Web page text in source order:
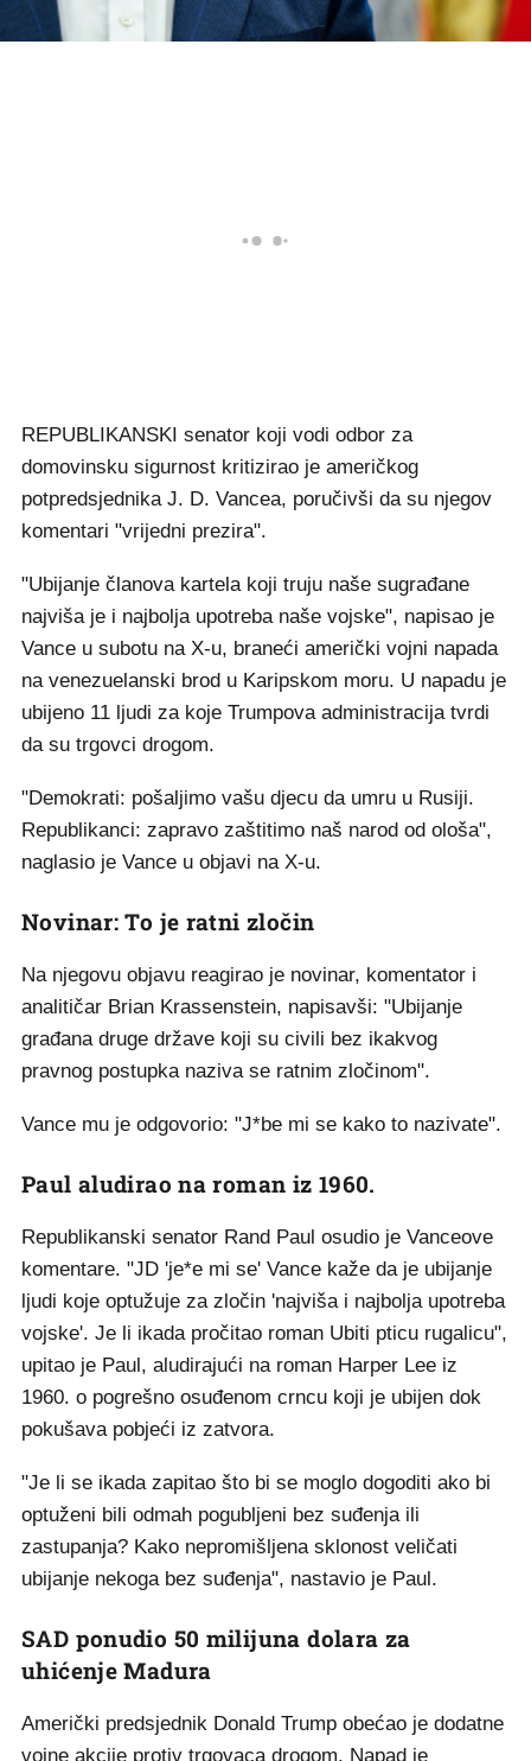
REPUBLIKANSKI senator koji vodi odbor za
domovinsku sigurnost kritizirao je američkog
potpredsjednika J. D. Vancea, poručivši da su njegov
komentari "vrijedni prezira".
"Ubijanje članova kartela koji truju naše sugrađane
najviša je i najbolja upotreba naše vojske", napisao je
Vance u subotu na X-u, braneći američki vojni napada
na venezuelanski brod u Karipskom moru. U napadu je
ubijeno 11 ljudi za koje Trumpova administracija tvrdi
da su trgovci drogom.
"Demokrati: pošaljimo vašu djecu da umru u Rusiji.
Republikanci: zapravo zaštitimo naš narod od ološa",
naglasio je Vance u objavi na X-u.
Novinar: To je ratni zločin
Na njegovu objavu reagirao je novinar, komentator i
analitičar Brian Krassenstein, napisavši: "Ubijanje
građana druge države koji su civili bez ikakvog
pravnog postupka naziva se ratnim zločinom".
Vance mu je odgovorio: "J*be mi se kako to nazivate".
Paul aludirao na roman iz 1960.
Republikanski senator Rand Paul osudio je Vanceove
komentare. "JD 'je*e mi se' Vance kaže da je ubijanje
ljudi koje optužuje za zločin 'najviša i najbolja upotreba
vojske'. Je li ikada pročitao roman Ubiti pticu rugalicu",
upitao je Paul, aludirajući na roman Harper Lee iz
1960. o pogrešno osuđenom crncu koji je ubijen dok
pokušava pobjeći iz zatvora.
"Je li se ikada zapitao što bi se moglo dogoditi ako bi
optuženi bili odmah pogubljeni bez suđenja ili
zastupanja? Kako nepromišljena sklonost veličati
ubijanje nekoga bez suđenja", nastavio je Paul.
SAD ponudio 50 milijuna dolara za
uhićenje Madura
Američki predsjednik Donald Trump obećao je dodatne
vojne akcije protiv trgovaca drogom. Napad je